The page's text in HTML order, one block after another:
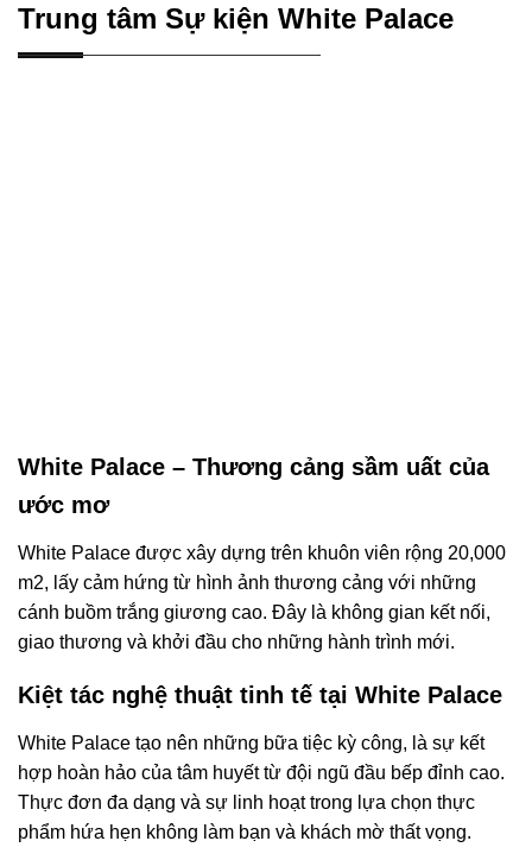
Trung tâm Sự kiện White Palace
White Palace – Thương cảng sầm uất của
ước mơ
White Palace được xây dựng trên khuôn viên rộng 20,000
m2, lấy cảm hứng từ hình ảnh thương cảng với những
cánh buồm trắng giương cao. Đây là không gian kết nối,
giao thương và khởi đầu cho những hành trình mới.
Kiệt tác nghệ thuật tinh tế tại White Palace
White Palace tạo nên những bữa tiệc kỳ công, là sự kết
hợp hoàn hảo của tâm huyết từ đội ngũ đầu bếp đỉnh cao.
Thực đơn đa dạng và sự linh hoạt trong lựa chọn thực
phẩm hứa hẹn không làm bạn và khách mờ thất vọng.